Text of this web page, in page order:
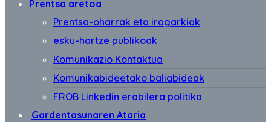
Prentsa aretoa
Prentsa-oharrak eta iragarkiak
esku-hartze publikoak
Komunikazio Kontaktua
Komunikabideetako baliabideak
FROB Linkedin erabilera politika
Gardentasunaren Ataria